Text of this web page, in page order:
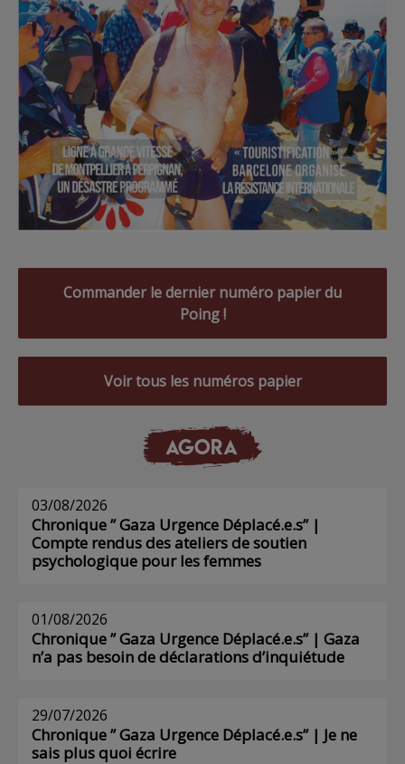
Commander le dernier numéro papier du
Poing !
Voir tous les numéros papier
AGORA
03/08/2026
Chronique ” Gaza Urgence Déplacé.e.s” |
Compte rendus des ateliers de soutien
psychologique pour les femmes
01/08/2026
Chronique ” Gaza Urgence Déplacé.e.s” | Gaza
n’a pas besoin de déclarations d’inquiétude
29/07/2026
Chronique ” Gaza Urgence Déplacé.e.s” | Je ne
sais plus quoi écrire